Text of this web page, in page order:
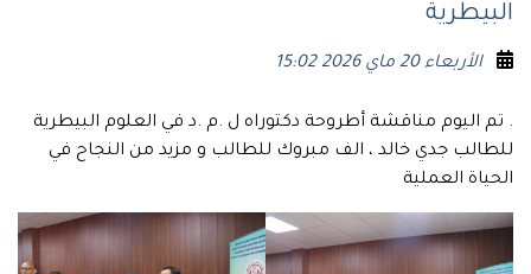
البيطرية
الأربعاء 20 ماي 2026 15:02
. تم اليوم مناقشة أطروحة دكتوراه ل .م .د في العلوم البيطرية
للطالب جدي خالد ، الف مبروك للطالب و مزيد من النجاح في
الحياة العملية